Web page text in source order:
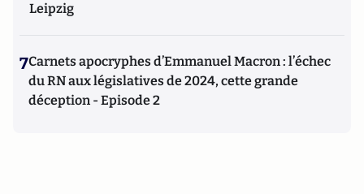
Leipzig
7Carnets apocryphes d’Emmanuel Macron : l’échec
du RN aux législatives de 2024, cette grande
déception - Episode 2